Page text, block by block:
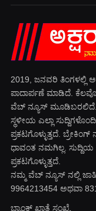
2019, ಜನವರಿ‌ ತಿಂಗಳಲ್ಲಿ
ಪಾದಾರ್ಪಣೆ ಮಾಡಿದೆ.
ವೆಬ್ ನ್ಯೂಸ್ ಮೂಡಿಬರಲಿದೆ.
ಸ್ಥಳೀಯ ಎಲ್ಲಾ
ಪ್ರಕಟಗೊಳ್ಳುತ್ತದೆ.
ಧಾವಂತ ನಮಗಿಲ್ಲ.
ಪ್ರಕಟಗೊಳ್ಳುತ್ತದೆ.
ನಮ್ಮ ವೆಬ್ ನ್ಯೂಸ್ ನಲ್ಲಿ
9964213454 ಅಥವಾ
ಬ್ಯಾಂಕ್ ಖಾತೆ ಸಂಖ್ಯೆ